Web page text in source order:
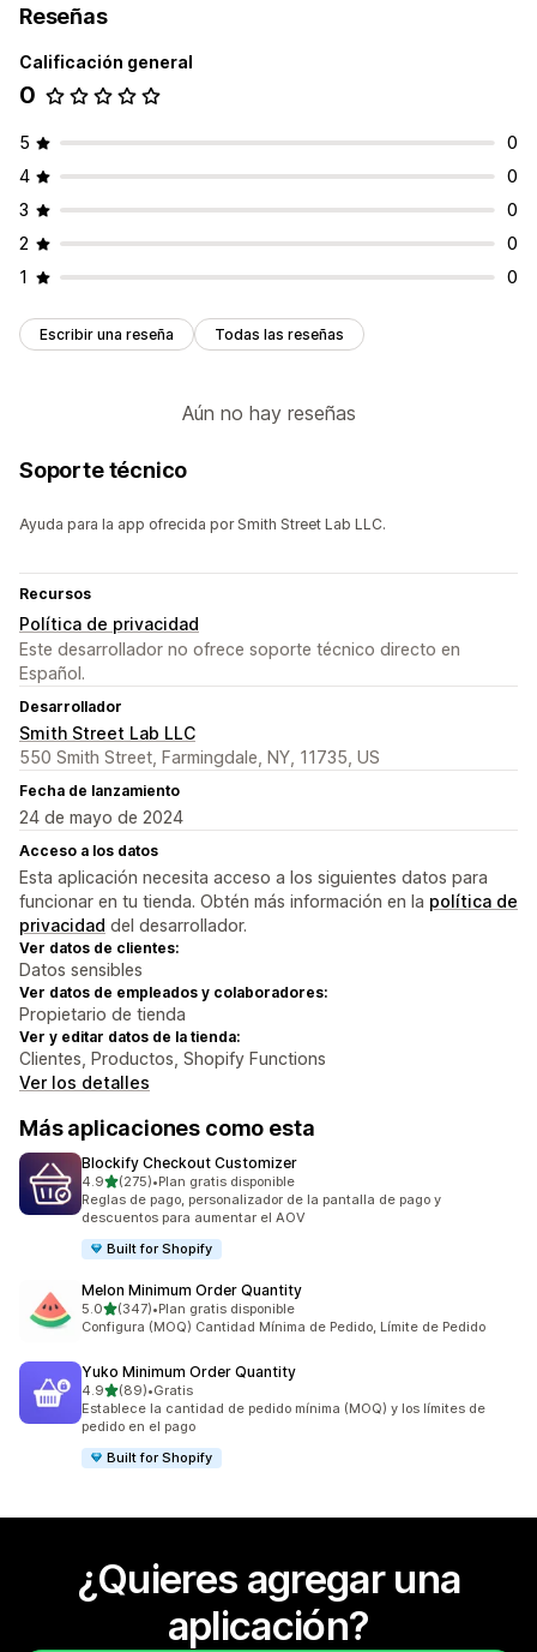
Reseñas
Calificación general
0
5
0
4
0
3
0
2
0
1
0
Escribir una reseña Todas las reseñas
Aún no hay reseñas
Soporte técnico
Ayuda para la app ofrecida por Smith Street Lab LLC.
Recursos
Política de privacidad
Este desarrollador no ofrece soporte técnico directo en
Español.
Desarrollador
Smith Street Lab LLC
550 Smith Street, Farmingdale, NY, 11735, US
Fecha de lanzamiento
24 de mayo de 2024
Acceso a los datos
Esta aplicación necesita acceso a los siguientes datos para
funcionar en tu tienda. Obtén más información en la política de
privacidad del desarrollador.
Ver datos de clientes:
Datos sensibles
Ver datos de empleados y colaboradores:
Propietario de tienda
Ver y editar datos de la tienda:
Clientes, Productos, Shopify Functions
Ver los detalles
Más aplicaciones como esta
Blockify Checkout Customizer
4.9de 5 estrellas
(275)
275 reseñas en total
•Plan gratis disponible
Reglas de pago, personalizador de la pantalla de pago y
descuentos para aumentar el AOV
Built for Shopify
Melon Minimum Order Quantity
5.0de 5 estrellas
(347)
347 reseñas en total
•Plan gratis disponible
Configura (MOQ) Cantidad Mínima de Pedido, Límite de Pedido
Yuko Minimum Order Quantity
4.9de 5 estrellas
(89)
89 reseñas en total
•Gratis
Establece la cantidad de pedido mínima (MOQ) y los límites de
pedido en el pago
Built for Shopify
¿Quieres agregar una
aplicación?